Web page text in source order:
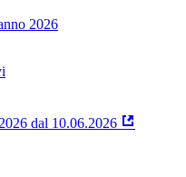
2026
dal 10.06.2026